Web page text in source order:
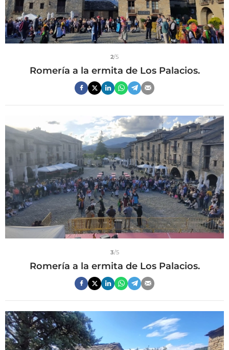
2/5
Romería a la ermita de Los Palacios.
3/5
Romería a la ermita de Los Palacios.